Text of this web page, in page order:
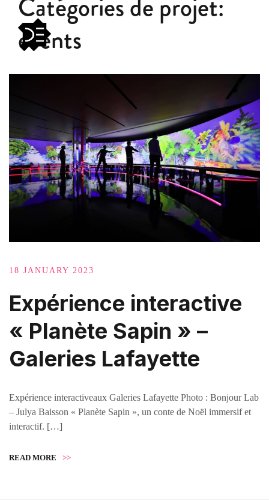
events
18 JANUARY 2023
Expérience interactive
« Planète Sapin » –
Galeries Lafayette
Expérience interactiveaux Galeries Lafayette Photo : Bonjour Lab
– Julya Baisson « Planète Sapin », un conte de Noël immersif et
interactif. […]
READ MORE >>